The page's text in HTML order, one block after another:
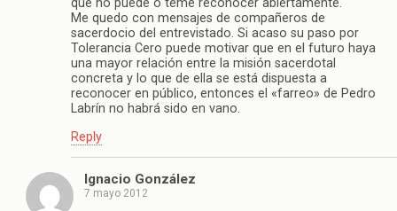
que no puede o teme reconocer abiertamente.
Me quedo con mensajes de compañeros de
sacerdocio del entrevistado. Si acaso su paso por
Tolerancia Cero puede motivar que en el futuro haya
una mayor relación entre la misión sacerdotal
concreta y lo que de ella se está dispuesta a
reconocer en público, entonces el «farreo» de Pedro
Labrín no habrá sido en vano.
Reply
Ignacio González
7 mayo 2012